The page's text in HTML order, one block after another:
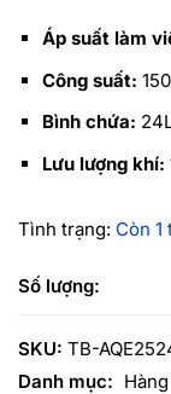
Áp suất làm
Công suất:
Bình chứa:
Lưu lượng khí:
Tình trạng: Còn
SKU: TB-
Danh mục: